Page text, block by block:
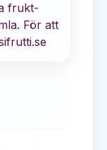
frukt-
För att